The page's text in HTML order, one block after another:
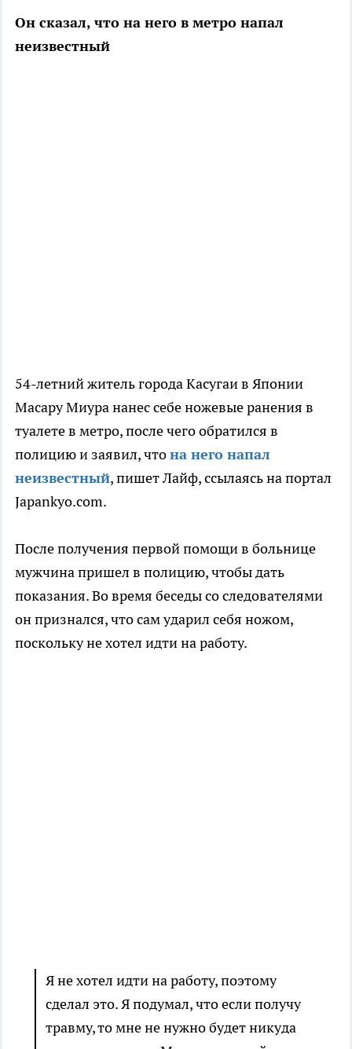
Он сказал, что на него в метро напал
неизвестный
54-летний житель города Касугаи в Японии
Масару Миура нанес себе ножевые ранения в
туалете в метро, после чего обратился в
полицию и заявил, чтона него напал
неизвестный, пишет Лайф, ссылаясь на портал
Japankyo.com.
После получения первой помощи в больнице
мужчина пришел в полицию, чтобы дать
показания. Во время беседы со следователями
он признался, что сам ударил себя ножом,
поскольку не хотел идти на работу.
Я не хотел идти на работу, поэтому
сделал это. Я подумал, что если получу
травму, то мне не нужно будет никуда